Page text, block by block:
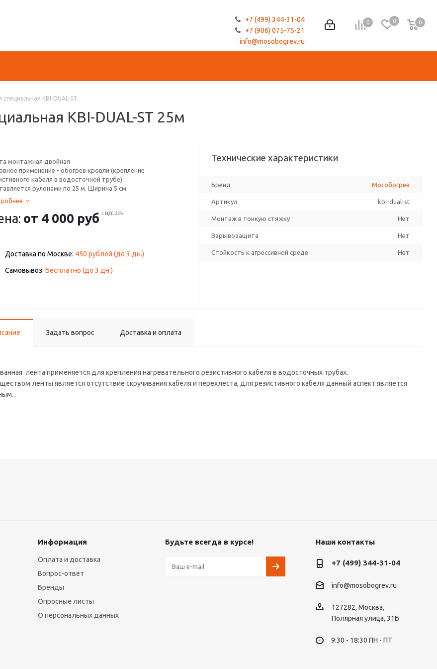
0 0 0
0
+7 (499) 344-31-04
+7 (906) 075-75-21
info@mosobogrev.ru
KBI-DUAL-ST
KBI-DUAL-ST 25м
монтажная двойная
применение - обогрев кровли (крепление
кабеля в водосточной трубе).
рулонами по 25 м. Ширина 5 см.
от 4 000 руб с НДС 22%
Доставка по Москве: 450 рублей (до3 дн.)
Самовывоз:Бесплатно (до3 дн.)
Технические характеристики
Бренд Мособогрев
Артикул kbi-dual-st
Монтаж в тонкую стяжку Нет
Взрывозащита Нет
Стойкость к агрессивной среде Нет
Задать вопрос Доставка и оплата
лента применяется для крепления нагревательного резистивного кабеля в водосточных трубах.
ленты является отсутствие скручивания кабеля и перехлеста, для резистивного кабеля данный аспект является
Информация
Оплата и доставка
Вопрос-ответ
Бренды
Опросные листы
О персональных данных
Будьте всегда в курсе! Наши контакты
+7 (499) 344-31-04
info@mosobogrev.ru
127282, Москва,
Полярная улица, 31Б
9:30 - 18:30 ПН - ПТ